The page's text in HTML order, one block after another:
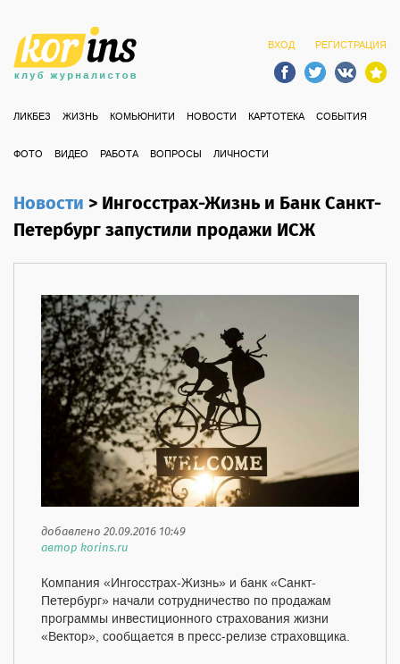
ВХОД РЕГИСТРАЦИЯ
ЛИКБЕЗ ЖИЗНЬ КОМЬЮНИТИ НОВОСТИ КАРТОТЕКА СОБЫТИЯ
ФОТО ВИДЕО РАБОТА ВОПРОСЫ ЛИЧНОСТИ
Новости>Ингосстрах-Жизнь и Банк Санкт-
Петербург запустили продажи ИСЖ
добавлено 20.09.2016 10:49
автор korins.ru
Компания «Ингосстрах-Жизнь» и банк «Санкт-
Петербург» начали сотрудничество по продажам
программы инвестиционного страхования жизни
«Вектор», сообщается в пресс-релизе страховщика.